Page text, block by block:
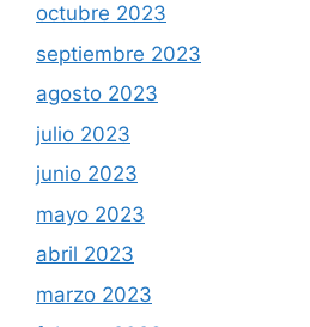
octubre 2023
septiembre 2023
agosto 2023
julio 2023
junio 2023
mayo 2023
abril 2023
marzo 2023